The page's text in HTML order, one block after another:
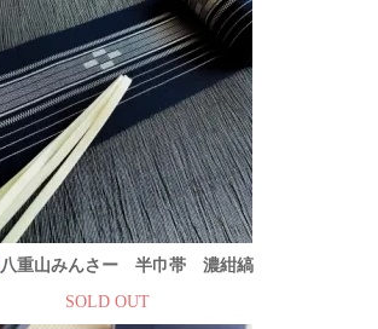
八重山みんさー 半巾帯 濃紺縞
SOLD OUT